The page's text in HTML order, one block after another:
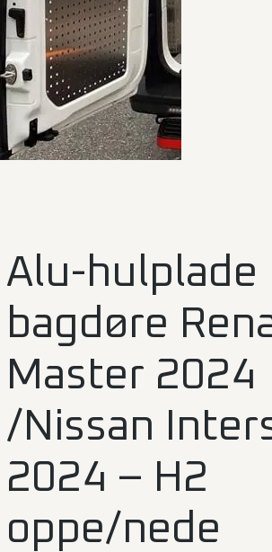
Alu-hulplade
bagdøre
Master 2024
/Nissan
2024 – H2
oppe/nede